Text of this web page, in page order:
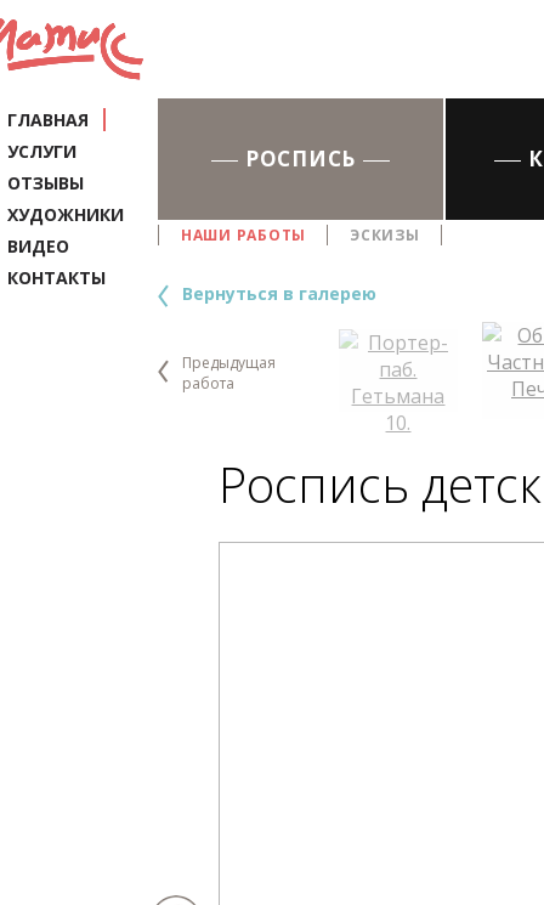
ГЛАВНАЯ
УСЛУГИ
ОТЗЫВЫ
ХУДОЖНИКИ
ВИДЕО
КОНТАКТЫ
РОСПИСЬ
НАШИ РАБОТЫ ЭСКИЗЫ
Вернуться в галерею
Предыдущая
работа
Роспись